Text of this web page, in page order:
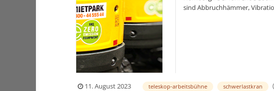
sind Abbruchhämmer,
11. August 2023 teleskop-arbeitsbühne schwerlastkran